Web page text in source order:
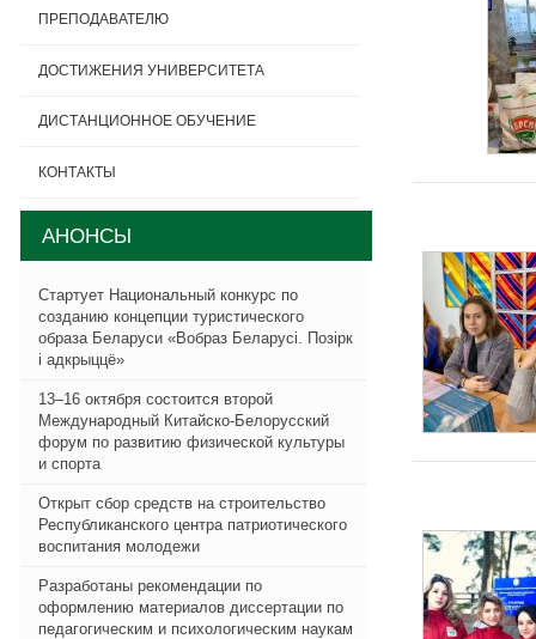
ПРЕПОДАВАТЕЛЮ
ДОСТИЖЕНИЯ УНИВЕРСИТЕТА
ДИСТАНЦИОННОЕ ОБУЧЕНИЕ
КОНТАКТЫ
АНОНСЫ
Стартует Национальный конкурс по
созданию концепции туристического
образа Беларуси «Вобраз Беларусi. Позiрк
i адкрыццё»
13–16 октября состоится второй
Международный Китайско-Белорусский
форум по развитию физической культуры
и спорта
Открыт сбор средств на строительство
Республиканского центра патриотического
воспитания молодежи
Разработаны рекомендации по
оформлению материалов диссертации по
педагогическим и психологическим наукам